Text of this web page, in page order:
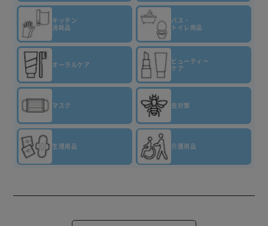
キッチン
消耗品
バス・
トイレ用品
オーラルケア
ビューティー
ケア
マスク 虫対策
生理用品 介護用品